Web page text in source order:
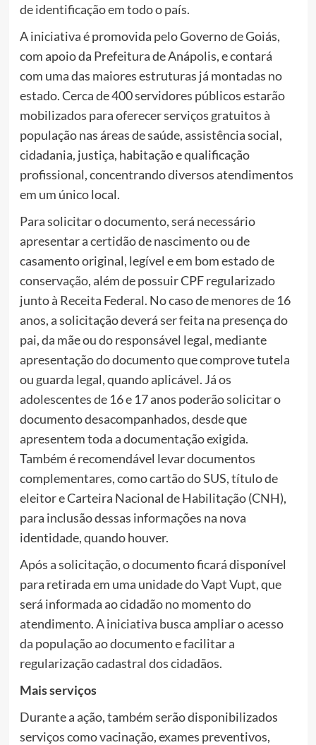
de identificação em todo o país.
A iniciativa é promovida pelo Governo de Goiás,
com apoio da Prefeitura de Anápolis, e contará
com uma das maiores estruturas já montadas no
estado. Cerca de 400 servidores públicos estarão
mobilizados para oferecer serviços gratuitos à
população nas áreas de saúde, assistência social,
cidadania, justiça, habitação e qualificação
profissional, concentrando diversos atendimentos
em um único local.
Para solicitar o documento, será necessário
apresentar a certidão de nascimento ou de
casamento original, legível e em bom estado de
conservação, além de possuir CPF regularizado
junto à Receita Federal. No caso de menores de 16
anos, a solicitação deverá ser feita na presença do
pai, da mãe ou do responsável legal, mediante
apresentação do documento que comprove tutela
ou guarda legal, quando aplicável. Já os
adolescentes de 16 e 17 anos poderão solicitar o
documento desacompanhados, desde que
apresentem toda a documentação exigida.
Também é recomendável levar documentos
complementares, como cartão do SUS, título de
eleitor e Carteira Nacional de Habilitação (CNH),
para inclusão dessas informações na nova
identidade, quando houver.
Após a solicitação, o documento ficará disponível
para retirada em uma unidade do Vapt Vupt, que
será informada ao cidadão no momento do
atendimento. A iniciativa busca ampliar o acesso
da população ao documento e facilitar a
regularização cadastral dos cidadãos.
Mais serviços
Durante a ação, também serão disponibilizados
serviços como vacinação, exames preventivos,